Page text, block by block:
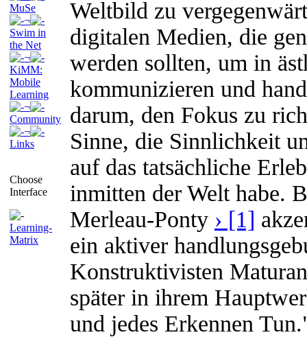
MuSe
¬
Swim in
the Net
¬
KiMM:
Mobile
Learning
¬
Community
¬
Links
Choose
Interface
Learning-
Matrix
Weltbild zu
digitalen Medien, die
werden sollten, um in
kommunizieren und
darum, den Fokus zu
Sinne, die Sinnlichkeit
auf das tatsächliche
inmitten der Welt habe.
Merleau-Ponty › [1]
ein aktiver
Konstruktivisten
später in ihrem
und jedes Erkennen